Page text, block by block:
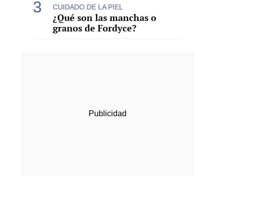
CUIDADO DE LA PIEL
¿Qué son las manchas o
granos de Fordyce?